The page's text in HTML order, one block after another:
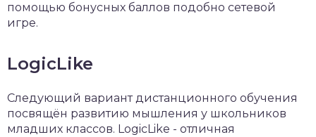
помощью бонусных баллов подобно сетевой
игре.
LogicLike
Следующий вариант дистанционного обучения
посвящён развитию мышления у школьников
младших классов. LogicLike - отличная